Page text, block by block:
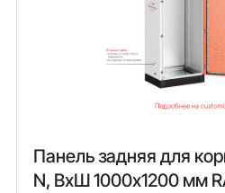
Панель задняя для
N, ВхШ 1000х1200 мм